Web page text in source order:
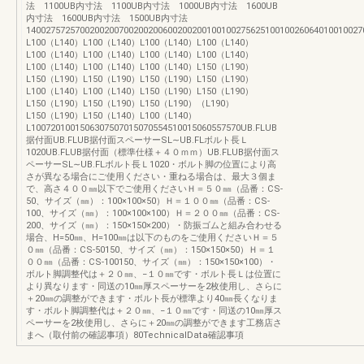
法 1100UB内寸法 1100UB内寸法 1000UB内寸法 1600UB
内寸法 1600UB内寸法 1500UB内寸法
L100（L140）L100（L140）L100（L140）L100（L140）
L100（L140）L100（L140）L100（L140）L100（L140）
L100（L140）L100（L140）L100（L140）L150（L190）
L150（L190）L150（L190）L150（L190）L150（L190）
L100（L140）L100（L140）L150（L190）L150（L190）
L150（L190）L150（L190）L150（L190）（L190）
L150（L190）L150（L140）L100（L140）
L1007201001506307507015070554510015060557570UB.FLUB
据付面UB.FLUB据付面スペーサーSL∼UB.FLボルト長Ｌ
1020UB.FLUB据付面（標準仕様＋４０ｍｍ）UB.FLUB据付面ス
ペーサーSL∼UB.FLボルト長Ｌ1020・ボルト脚の位置により高
さが異なる場合にご使用ください・重ねる場合は、最大３個ま
で、高さ４００㎜以下でご使用くださいＨ＝５０㎜（品番：CS-
50、サイズ（㎜）：100×100×50）Ｈ＝１００㎜（品番：CS-
100、サイズ（㎜）：100×100×100）Ｈ＝２００㎜（品番：CS-
200、サイズ（㎜）：150×150×200）・防振ゴムと組み合わせる
場合、H=50㎜、H=100㎜は以下のものをご使用くださいＨ＝５
０㎜（品番：CS-50150、サイズ（㎜）：150×150×50）Ｈ＝１
００㎜（品番：CS-100150、サイズ（㎜）：150×150×100）・
ボルト脚調整代は＋２０㎜、−１０㎜です・ボルト長Ｌは位置に
より異なります・同送の10㎜厚スペーサーを2枚使用し、さらに
＋20㎜の調整ができます・ボルト長が標準より40㎜長くなりま
す・ボルト脚調整代は＋２０㎜、−１０㎜です・同送の10㎜厚ス
ペーサーを2枚使用し、さらに＋20㎜の調整ができます工務店さ
まへ（取付前の確認事項）80TechnicalData確認事項